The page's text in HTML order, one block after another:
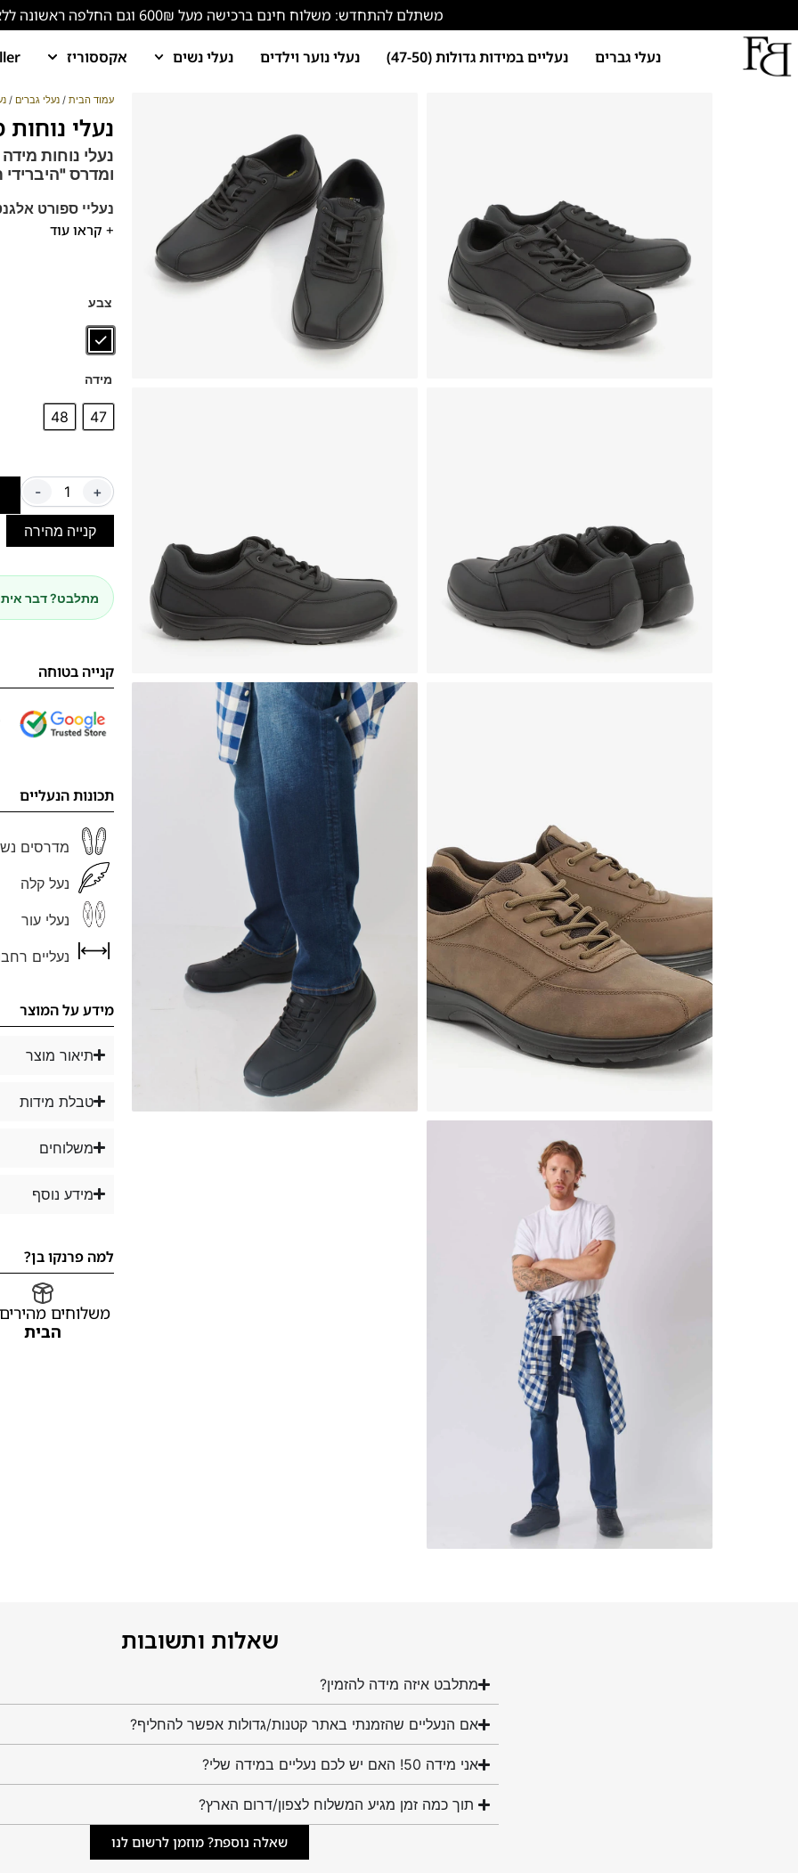
משתלם להתחדש: משלוח חינם ברכישה מעל 600₪ וגם החלפה ראשונה ללא עלות!
נעלי גברים נעליים במידות גדולות (47-50) נעלי נוער וילדים נעלי נשים אקססוריז
עמוד הבית / נעלי גברים /
נעלי נוחות מידה
נעלי נוחות
ומדרס
נעליי ספורט
נעלים רחבות
ספידות וביטנות
דגם זה מגיע גם במידות
+ קראו עוד
צבע
מידה
47
48
- +
קנייה מהירה
מתלבט? דבר
קנייה בטוחה
תכונות הנעליים
מדרסים
נעל קלה
נעלי עור
נעליים
מידע על המוצר
תיאור מוצר
טבלת מידות
משלוחים
מידע נוסף
למה פרנקו בן?
משלוחים
הבית
שאלות ותשובות
מתלבט איזה מידה להזמין?
אם הנעליים שהזמנתי באתר קטנות/גדולות אפשר להחליף?
אני מידה 50! האם יש לכם נעליים במידה שלי?
תוך כמה זמן מגיע המשלוח לצפון/דרום הארץ?
שאלה נוספת? מוזמן לרשום לנו